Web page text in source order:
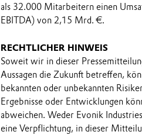
als 32.000 Mitarbeitern einen
EBITDA) von 2,15 Mrd. €.
RECHTLICHER HINWEIS
Soweit wir in dieser
Aussagen die Zukunft betreffen,
bekannten oder unbekannten
Ergebnisse oder Entwicklungen
abweichen. Weder Evonik
eine Verpflichtung, in dieser